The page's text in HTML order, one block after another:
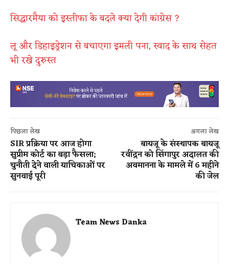
सिद्धारमैया को इस्तीफा के बदले क्या देगी कांग्रेस ?
लू और डिहाइड्रेशन से बचाएगा इमली पना, स्वाद के साथ सेहत
भी रखे दुरुस्त
पिछला लेख
SIR प्रक्रिया पर आज होगा
सुप्रीम कोर्ट का बड़ा फैसला;
चुनौती देने वाली याचिकाओं पर
सुनवाई पूरी
अगला लेख
बायजू के संस्थापक बायजू
रवींद्रन को सिंगापुर अदालत की
अवमानना के मामले में 6 महीने
की जेल
Team News Danka